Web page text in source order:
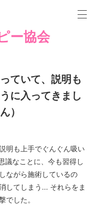
ー協会
ていて、説明も
に入ってきまし
）
明も上手でぐんぐん吸い
議なことに、今も習得し
ながら施術しているの
してしまう... それらをま
でした。